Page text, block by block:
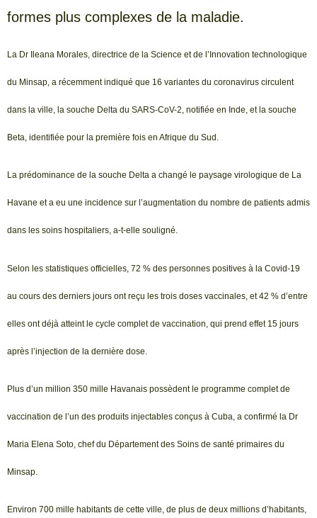
formes plus complexes de la maladie.
La Dr Ileana Morales, directrice de la Science et de l’Innovation technologique
du Minsap, a récemment indiqué que 16 variantes du coronavirus circulent
dans la ville, la souche Delta du SARS-CoV-2, notifiée en Inde, et la souche
Beta, identifiée pour la première fois en Afrique du Sud.
La prédominance de la souche Delta a changé le paysage virologique de La
Havane et a eu une incidence sur l’augmentation du nombre de patients admis
dans les soins hospitaliers, a-t-elle souligné.
Selon les statistiques officielles, 72 % des personnes positives à la Covid-19
au cours des derniers jours ont reçu les trois doses vaccinales, et 42 % d’entre
elles ont déjà atteint le cycle complet de vaccination, qui prend effet 15 jours
après l’injection de la dernière dose.
Plus d’un million 350 mille Havanais possèdent le programme complet de
vaccination de l’un des produits injectables conçus à Cuba, a confirmé la Dr
Maria Elena Soto, chef du Département des Soins de santé primaires du
Minsap.
Environ 700 mille habitants de cette ville, de plus de deux millions d’habitants,